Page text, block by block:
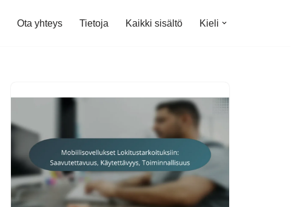
Ota yhteys Tietoja Kaikki sisältö Kieli